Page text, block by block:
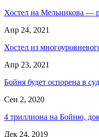
Хостел на Мельникова —
Апр 24, 2021
Хостел из
Апр 23, 2021
Бойня будет оспорена в
Сен 2, 2020
4 триллиона на Бойню,
Дек 24, 2019